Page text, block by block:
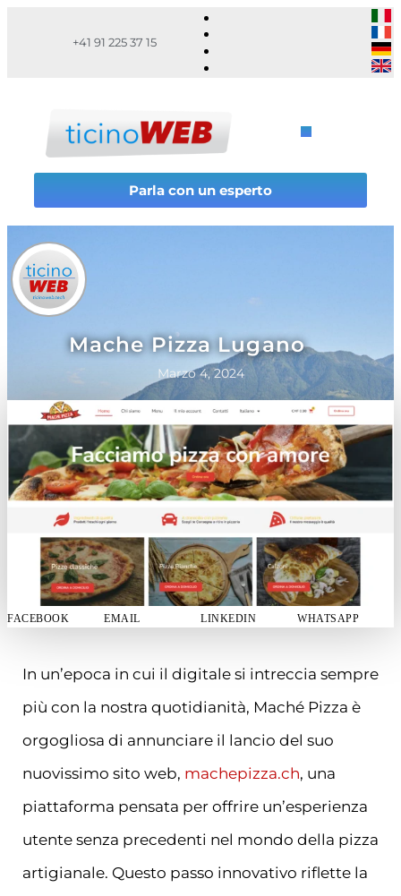
+41 91 225 37 15
Parla con un esperto
Mache Pizza Lugano
Marzo 4, 2024
FACEBOOK EMAIL LINKEDIN WHATSAPP
In un’epoca in cui il digitale si intreccia sempre
più con la nostra quotidianità, Maché Pizza è
orgogliosa di annunciare il lancio del suo
nuovissimo sito web, machepizza.ch, una
piattaforma pensata per offrire un’esperienza
utente senza precedenti nel mondo della pizza
artigianale. Questo passo innovativo riflette la